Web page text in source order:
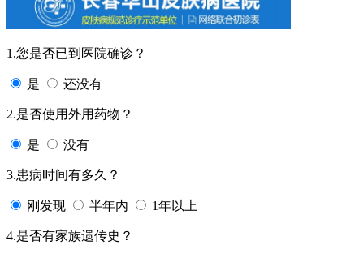
1.您是否已到医院确诊？
是 还没有
2.是否使用外用药物？
是 没有
3.患病时间有多久？
刚发现 半年内 1年以上
4.是否有家族遗传史？